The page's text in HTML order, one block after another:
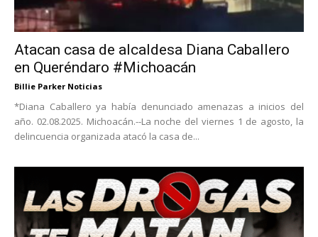
Atacan casa de alcaldesa Diana Caballero
en Queréndaro #Michoacán
Billie Parker Noticias
*Diana Caballero ya había denunciado amenazas a inicios del
año. 02.08.2025. Michoacán.--La noche del viernes 1 de agosto, la
delincuencia organizada atacó la casa de...